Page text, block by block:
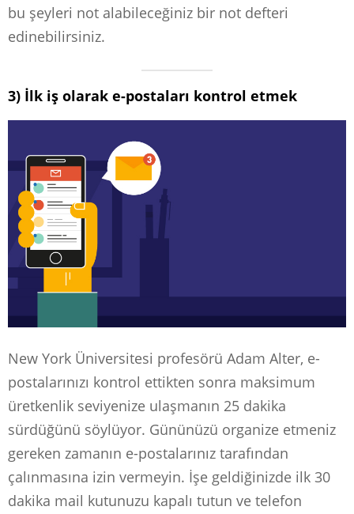
bu şeyleri not alabileceğiniz bir not defteri
edinebilirsiniz.
3) İlk iş olarak e-postaları kontrol etmek
New York Üniversitesi profesörü Adam Alter, e-
postalarınızı kontrol ettikten sonra maksimum
üretkenlik seviyenize ulaşmanın 25 dakika
sürdüğünü söylüyor. Gününüzü organize etmeniz
gereken zamanın e-postalarınız tarafından
çalınmasına izin vermeyin. İşe geldiğinizde ilk 30
dakika mail kutunuzu kapalı tutun ve telefon